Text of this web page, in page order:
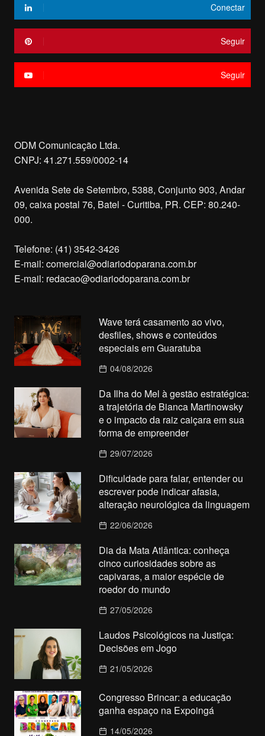
Conectar
Seguir
Seguir
ODM Comunicação Ltda.
CNPJ: 41.271.559/0002-14
Avenida Sete de Setembro, 5388, Conjunto 903, Andar
09, caixa postal 76, Batel - Curitiba, PR. CEP: 80.240-
000.
Telefone: (41) 3542-3426
E-mail: comercial@odiariodoparana.com.br
E-mail: redacao@odiariodoparana.com.br
Wave terá casamento ao vivo,
desfiles, shows e conteúdos
especiais em Guaratuba
04/08/2026
Da Ilha do Mel à gestão estratégica:
a trajetória de Bianca Martinowsky
e o impacto da raiz caiçara em sua
forma de empreender
29/07/2026
Dificuldade para falar, entender ou
escrever pode indicar afasia,
alteração neurológica da linguagem
22/06/2026
Dia da Mata Atlântica: conheça
cinco curiosidades sobre as
capivaras, a maior espécie de
roedor do mundo
27/05/2026
Laudos Psicológicos na Justiça:
Decisões em Jogo
21/05/2026
Congresso Brincar: a educação
ganha espaço na Expoingá
14/05/2026